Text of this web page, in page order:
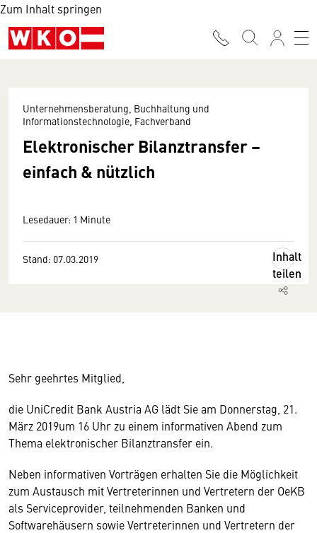
Zum Inhalt springen
Unternehmensberatung, Buchhaltung und
Informationstechnologie, Fachverband
Elektronischer Bilanztransfer –
einfach & nützlich
Lesedauer: 1 Minute
Stand: 07.03.2019
Inhalt
teilen
Sehr geehrtes Mitglied,
die UniCredit Bank Austria AG lädt Sie am Donnerstag, 21.
März 2019um 16 Uhr zu einem informativen Abend zum
Thema elektronischer Bilanztransfer ein.
Neben informativen Vorträgen erhalten Sie die Möglichkeit
zum Austausch mit Vertreterinnen und Vertretern der OeKB
als Serviceprovider, teilnehmenden Banken und
Softwarehäusern sowie Vertreterinnen und Vertretern der